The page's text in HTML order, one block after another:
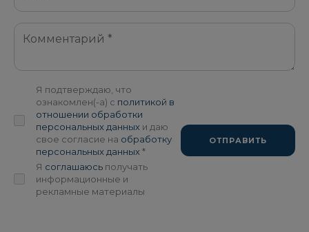
Я подтверждаю, что
ознакомлен(-а) с политикой в
отношении обработки
персональных данных и даю
свое согласие на обработку
персональных данных*
Я соглашаюсь получать
информационные и
рекламные материалы
ОТПРАВИТЬ